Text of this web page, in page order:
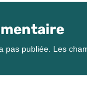
pas publiée. Les